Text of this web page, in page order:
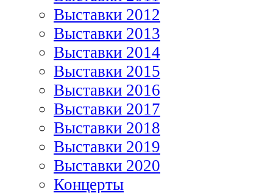
Выставки 2012
Выставки 2013
Выставки 2014
Выставки 2015
Выставки 2016
Выставки 2017
Выставки 2018
Выставки 2019
Выставки 2020
Концерты